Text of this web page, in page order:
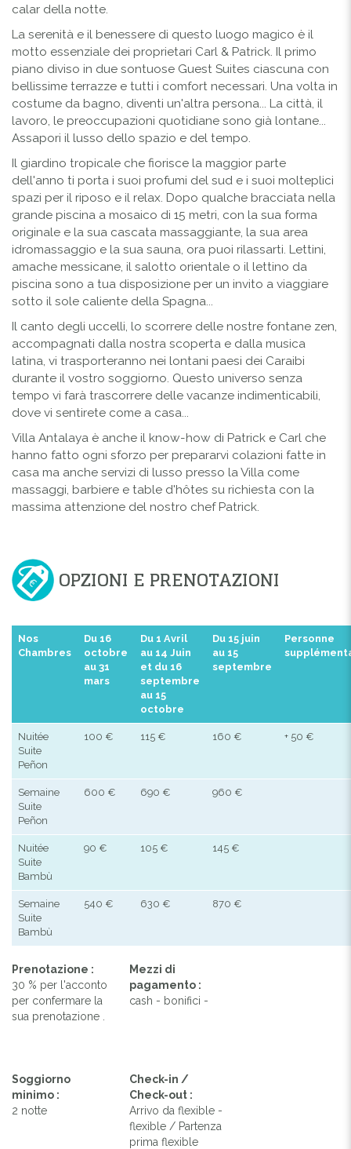
calar della notte.
La serenità e il benessere di questo luogo magico è il
motto essenziale dei proprietari Carl & Patrick. Il primo
piano diviso in due sontuose Guest Suites ciascuna con
bellissime terrazze e tutti i comfort necessari. Una volta in
costume da bagno, diventi un'altra persona... La città, il
lavoro, le preoccupazioni quotidiane sono già lontane...
Assapori il lusso dello spazio e del tempo.
Il giardino tropicale che fiorisce la maggior parte
dell'anno ti porta i suoi profumi del sud e i suoi molteplici
spazi per il riposo e il relax. Dopo qualche bracciata nella
grande piscina a mosaico di 15 metri, con la sua forma
originale e la sua cascata massaggiante, la sua area
idromassaggio e la sua sauna, ora puoi rilassarti. Lettini,
amache messicane, il salotto orientale o il lettino da
piscina sono a tua disposizione per un invito a viaggiare
sotto il sole caliente della Spagna...
Il canto degli uccelli, lo scorrere delle nostre fontane zen,
accompagnati dalla nostra scoperta e dalla musica
latina, vi trasporteranno nei lontani paesi dei Caraibi
durante il vostro soggiorno. Questo universo senza
tempo vi farà trascorrere delle vacanze indimenticabili,
dove vi sentirete come a casa...
Villa Antalaya è anche il know-how di Patrick e Carl che
hanno fatto ogni sforzo per prepararvi colazioni fatte in
casa ma anche servizi di lusso presso la Villa come
massaggi, barbiere e table d'hôtes su richiesta con la
massima attenzione del nostro chef Patrick.
OPZIONI E PRENOTAZIONI
Nos
Chambres
Du 16
octobre
au 31
mars
Du 1 Avril
au 14 Juin
et du 16
septembre
au 15
octobre
Du 15 juin
au 15
septembre
Personne
Nuitée
Suite
Peñon
100 € 115 € 160 € + 50 €
Semaine
Suite
Peñon
600 € 690 € 960 €
Nuitée
Suite
Bambù
90 € 105 € 145 €
Semaine
Suite
Bambù
540 € 630 € 870 €
Prenotazione :
30 % per l'acconto
per confermare la
sua prenotazione .
Mezzi di
pagamento :
cash - bonifici -
Soggiorno
minimo :
2 notte
Check-in /
Check-out :
Arrivo da flexible -
flexible / Partenza
prima flexible